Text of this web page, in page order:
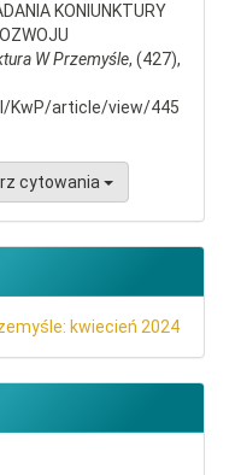
KONIUNKTURY
W Przemyśle, (427),
KwP/article/view/445
cytowania
kwiecień 2024